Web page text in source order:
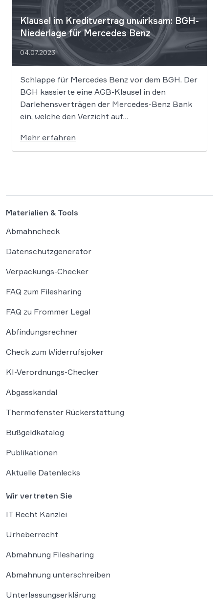
Klausel im Kre­dit­ver­trag unwirksam: BGH-
Niederlage für Mercedes Benz
04.07.2023
Schlappe für Mercedes Benz vor dem BGH. Der
BGH kassierte eine AGB-Klausel in den
Darlehensverträgen der Mercedes-Benz Bank
ein, welche den Verzicht auf
Autokredits beinhaltete. Damit dürfen Käufer
weiterhin gegen Mercedes klagen und
Mehr erfahren
Materialien & Tools
Abmahncheck
Datenschutzgenerator
Verpackungs-Checker
FAQ zum Filesharing
FAQ zu Frommer Legal
Abfindungsrechner
Check zum Widerrufsjoker
KI-Verordnungs-Checker
Abgasskandal
Thermofenster Rückerstattung
Bußgeldkatalog
Publikationen
Aktuelle Datenlecks
Wir vertreten Sie
IT Recht Kanzlei
Urheberrecht
Abmahnung Filesharing
Abmahnung unterschreiben
Unterlassungserklärung